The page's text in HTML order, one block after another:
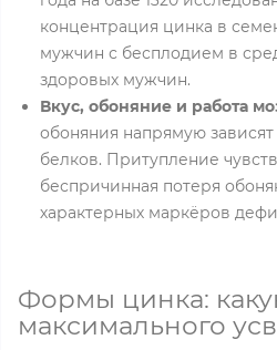
концентрация цинка в
мужчин с бесплодием в
здоровых мужчин.
Вкус, обоняние и работа
обоняния напрямую
белков. Притупление
беспричинная потеря
характерных маркёров
Формы цинка:
максимального